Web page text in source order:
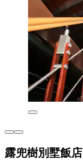
露兜樹別墅飯店